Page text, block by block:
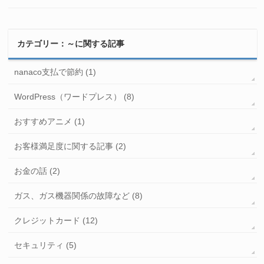
カテゴリー：～に関する記事
nanaco支払で節約 (1)
WordPress（ワードプレス） (8)
おすすめアニメ (1)
お客様満足度に関する記事 (2)
お金の話 (2)
ガス、ガス機器関係の故障など (8)
クレジットカード (12)
セキュリティ (5)